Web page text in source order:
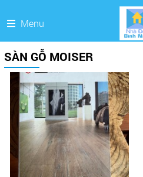
Menu
SÀN GỖ MOISER